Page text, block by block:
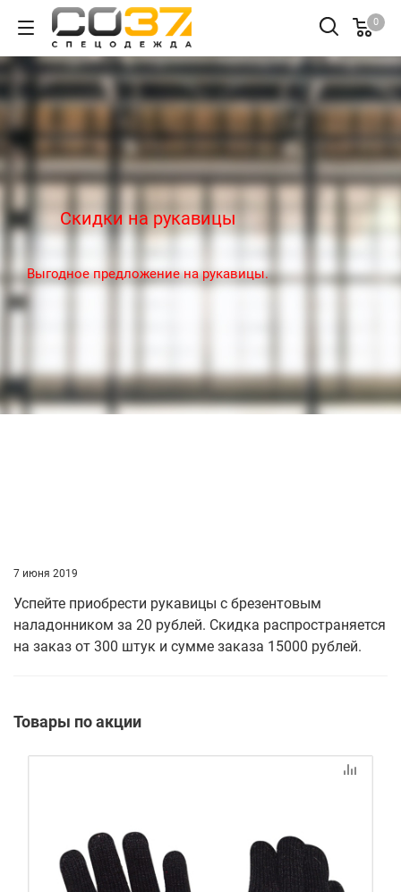
0
Скидки на рукавицы
Выгодное предложение на рукавицы.
7 июня 2019
Успейте приобрести рукавицы с брезентовым
наладонником за 20 рублей. Скидка распространяется
на заказ от 300 штук и сумме заказа 15000 рублей.
Товары по акции